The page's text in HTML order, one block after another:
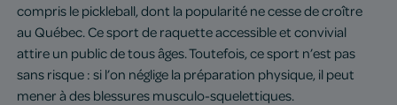
compris le pickleball, dont la popularité ne cesse de croître
au Québec. Ce sport de raquette accessible et convivial
attire un public de tous âges. Toutefois, ce sport n’est pas
sans risque : si l’on néglige la préparation physique, il peut
mener à des blessures musculo-squelettiques.